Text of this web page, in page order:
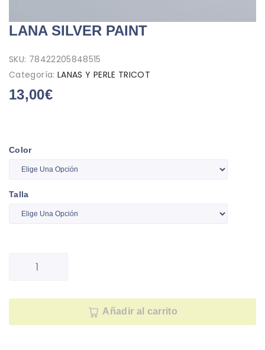
LANA SILVER PAINT
SKU: 78422205848515
Categoría: LANAS Y PERLE TRICOT
13,00€
Color
Talla
Añadir al carrito